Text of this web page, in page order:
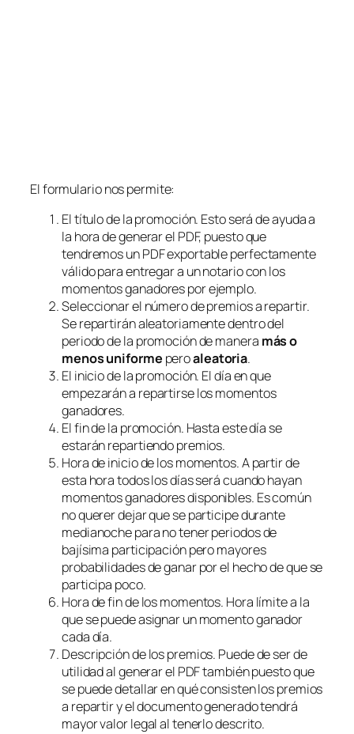
El formulario nos permite:
El título de la promoción. Esto será de ayuda a
la hora de generar el PDF, puesto que
tendremos un PDF exportable perfectamente
válido para entregar a un notario con los
momentos ganadores por ejemplo.
Seleccionar el número de premios a repartir.
Se repartirán aleatoriamente dentro del
periodo de la promoción de manera más o
menos uniforme peroaleatoria.
El inicio de la promoción. El día en que
empezarán a repartirse los momentos
ganadores.
El fin de la promoción. Hasta este día se
estarán repartiendo premios.
Hora de inicio de los momentos. A partir de
esta hora todos los días será cuando hayan
momentos ganadores disponibles. Es común
no querer dejar que se participe durante
medianoche para no tener periodos de
bajísima participación pero mayores
probabilidades de ganar por el hecho de que se
participa poco.
Hora de fin de los momentos. Hora límite a la
que se puede asignar un momento ganador
cada día.
Descripción de los premios. Puede de ser de
utilidad al generar el PDF también puesto que
se puede detallar en qué consisten los premios
a repartir y el documento generado tendrá
mayor valor legal al tenerlo descrito.